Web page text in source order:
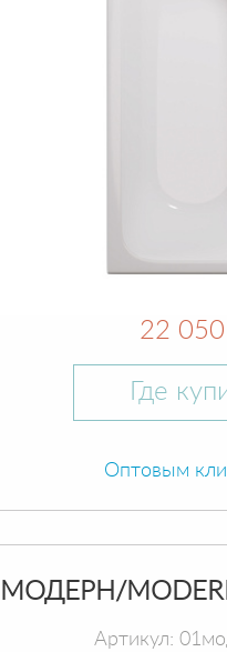
22
Где
Оптовым
МОДЕРН/
Артикул: